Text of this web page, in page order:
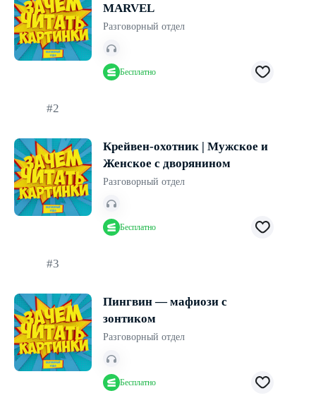
MARVEL
Разговорный отдел
Бесплатно
#2
Крейвен-охотник | Мужское и
Женское с дворянином
Разговорный отдел
Бесплатно
#3
Пингвин — мафиози с
зонтиком
Разговорный отдел
Бесплатно